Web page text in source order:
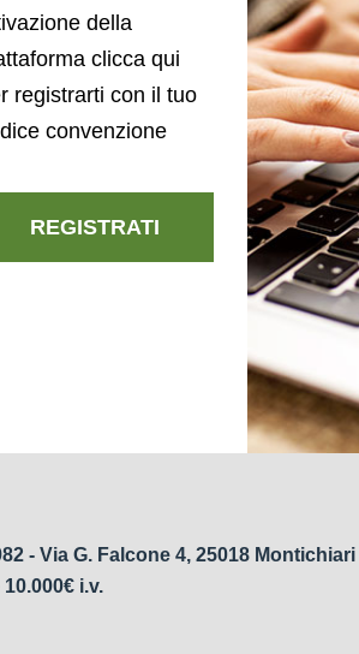
della
clicca qui
registrarti con il tuo
convenzione
REGISTRATI
- Via G. Falcone 4, 25018 Montichiari
i.v.